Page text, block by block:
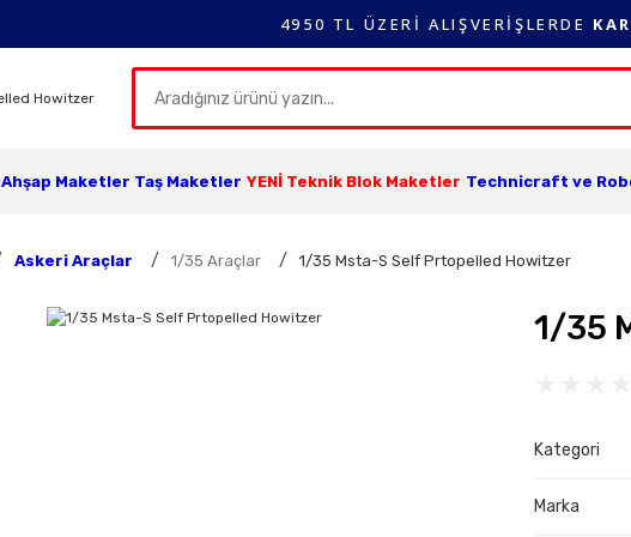
4950 TL ÜZERİ ALIŞVERİŞLERDE
Ahşap Maketler Taş Maketler YENİ Teknik Blok Maketler Technicraft ve
Askeri Araçlar 1/35 Araçlar 1/35 Msta-S Self Prtopelled Howitzer
1/35
Kategori
Marka